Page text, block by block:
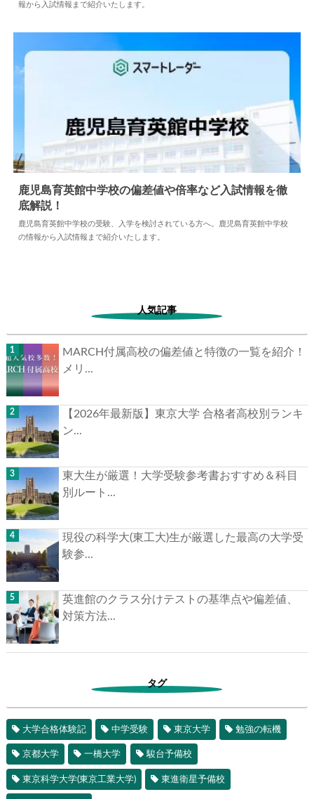
報から入試情報まで紹介いたします。
中学情報 2024.05.10
鹿児島育英館中学校の偏差値や倍率など入試情報を徹
底解説！
鹿児島育英館中学校の受験、入学を検討されている方へ。鹿児島育英館中学校
の情報から入試情報まで紹介いたします。
人気記事
MARCH付属高校の偏差値と特徴の一覧を紹介！
メリ...
【2026年最新版】東京大学 合格者高校別ランキ
ン...
東大生が厳選！大学受験参考書おすすめ＆科目
別ルート...
現役の科学大(東工大)生が厳選した最高の大学受
験参...
英進館のクラス分けテストの基準点や偏差値、
対策方法...
タグ
大学合格体験記 中学受験 東京大学 勉強の転機
京都大学 一橋大学 駿台予備校
東京科学大学(東京工業大学) 東進衛星予備校